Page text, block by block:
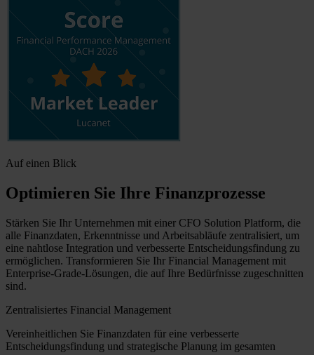
Auf einen Blick
Optimieren Sie Ihre Finanzprozesse
Stärken Sie Ihr Unternehmen mit einer CFO Solution Platform, die
alle Finanzdaten, Erkenntnisse und Arbeitsabläufe zentralisiert, um
eine nahtlose Integration und verbesserte Entscheidungsfindung zu
ermöglichen. Transformieren Sie Ihr Financial Management mit
Enterprise-Grade-Lösungen, die auf Ihre Bedürfnisse zugeschnitten
sind.
Zentralisiertes Financial Management
Vereinheitlichen Sie Finanzdaten für eine verbesserte
Entscheidungsfindung und strategische Planung im gesamten